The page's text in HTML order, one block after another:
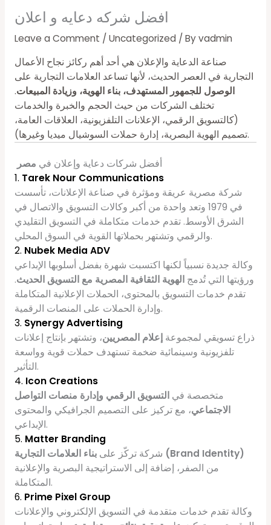
افضل شركه دعايه و اعلان
Leave a Comment / Uncategorized / Byvadmin
صناعة الدعاية والإعلان هي أحد أهم ركائز نجاح الأعمال
التجارية في العصر الحديث، لأنها تساعد العلامات التجارية على
الوصول للجمهور المستهدف، بناء الهوية، وزيادة المبيعات.
تختلف الشركات من حيث الحجم والخبرة والخدمات
(كالتسويق الرقمي، الإعلانات التلفزيونية، العلاقات العامة،
تصميم الهوية البصرية، إدارة حملات السوشيال ميديا وغيرها).
أفضل شركات دعاية وإعلان في مصر
1. Tarek Nour Communications
شركة مصرية عريقة ومؤثرة في صناعة الإعلانات، تأسست
في 1979 وتعد واحدة من أكبر وكالات التسويق والاتصال في
الشرق الأوسط. تقدم خدمات متكاملة في التسويق التقليدي
والرقمي وتشتهر بحملاتها القوية في السوق المحلي.
2. Nubek Media ADV
وكالة جديدة نسبياً لكنها اكتسبت شهرة بفضل أسلوبها الإبداعي
ورؤيتها التي تُدمج الهوية الثقافية المصرية مع التسويق الحديث.
تقدم خدمات التسويق بالمحتوى، الحملات الإعلانية المتكاملة
وإدارة الحملات على المنصات الرقمية.
3. Synergy Advertising
ذراع تسويقي لمجموعةإعلام المصريين، وتشتهر بإنتاج إعلانات
تلفزيونية وسينمائية ضخمة تستهدف حملات قوية وواسعة
التأثير.
4. Icon Creations
متخصصة في التسويق الرقمي وإدارة منصات التواصل
الاجتماعي، مع تركيز على التصميم الجرافيكي والمحتوى
الإبداعي.
5. Matter Branding
شركة تركّز على بناء العلامات التجارية (Brand Identity)
من الصفر، إضافة إلى الاستراتيجية البصرية والإعلانية
المتكاملة.
6. Prime Pixel Group
وكالة تقدم خدمات متقدمة في التسويق الإلكتروني والإعلانات